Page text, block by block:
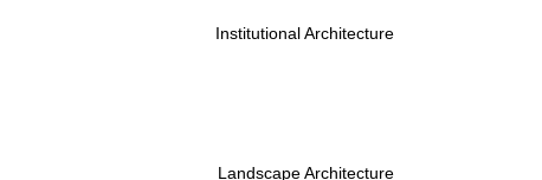
Institutional Architecture
Landscape Architecture